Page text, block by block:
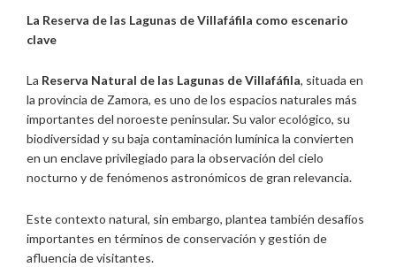
La Reserva de las Lagunas de Villafáfila como escenario
clave
La Reserva Natural de las Lagunas de Villafáfila, situada en
la provincia de Zamora, es uno de los espacios naturales más
importantes del noroeste peninsular. Su valor ecológico, su
biodiversidad y su baja contaminación lumínica la convierten
en un enclave privilegiado para la observación del cielo
nocturno y de fenómenos astronómicos de gran relevancia.
Este contexto natural, sin embargo, plantea también desafíos
importantes en términos de conservación y gestión de
afluencia de visitantes.